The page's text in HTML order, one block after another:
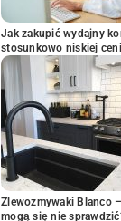
Jak zakupić wydajny
stosunkowo niskiej
Zlewozmywaki Blanco
mogą się nie